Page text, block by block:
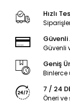
Hızlı
Güvenli
Güvenli
Geniş
7 / 24
Öneri ve